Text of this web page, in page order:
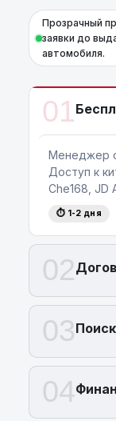
лизингс
Узнайте
телефону:
Прозрачный
заявки до
автомобиля.
01
Менеджер
Доступ к
Che168, JD
⏱ 1-2 дня
02
03
04